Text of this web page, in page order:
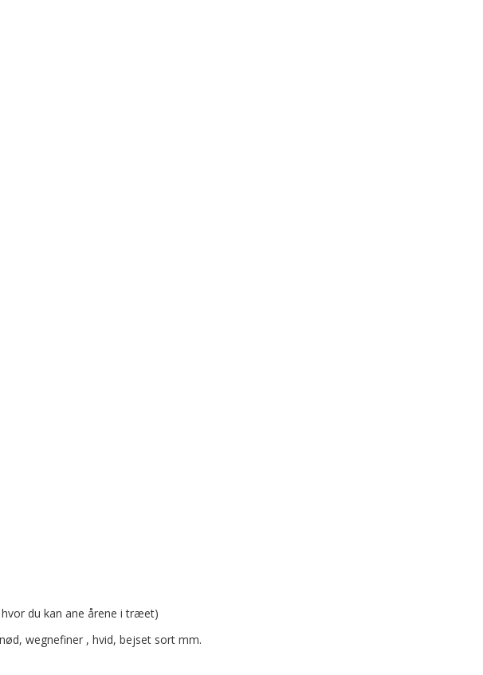
du kan ane årene i træet)
wegnefiner , hvid, bejset sort mm.